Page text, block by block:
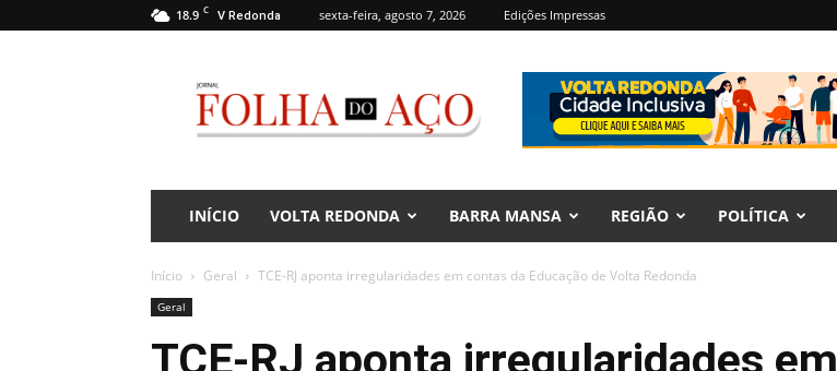
18.9 C V Redonda sexta-feira, agosto 7, 2026 Edições Impressas
Folha
do
Aço
INÍCIO VOLTA REDONDA BARRA MANSA REGIÃO POLÍTICA
Início Geral TCE-RJ aponta irregularidades em contas da Educação de Volta Redonda
Geral
TCE-RJ aponta irregularidades em